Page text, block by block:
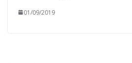
01/09/2019